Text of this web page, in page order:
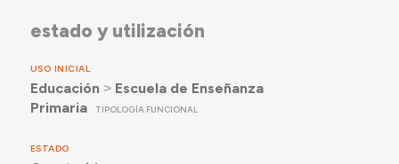
estado y utilización
USO INICIAL
Educación ˃ Escuela de Enseñanza
Primaria
TIPOLOGÍA FUNCIONAL
ESTADO